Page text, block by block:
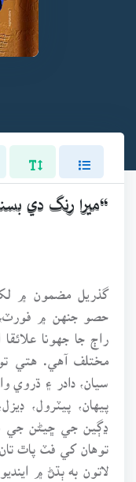
“ميرا رنگ دي
گذريل مضمون ۾
حصو جنهن ۾ فورٽ،
راڄ جا جهونا
مختلف آهي. هتي
سيان، دادر ۽ ڌروي
پيهان، پيٽرول،
ڍڳين جي ڇيڻن جي
توهان کي فٽ پاٿ
لاتون به ٻڌڻ ۾